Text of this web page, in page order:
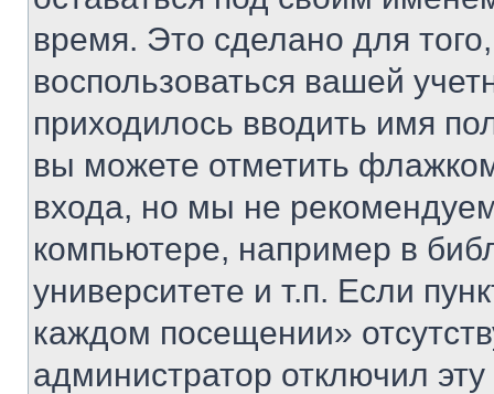
время. Это сделано для
воспользоваться вашей
приходилось вводить имя
вы можете отметить
входа, но мы не
компьютере, например в
университете и т.п. Если
каждом посещении»
администратор отключил